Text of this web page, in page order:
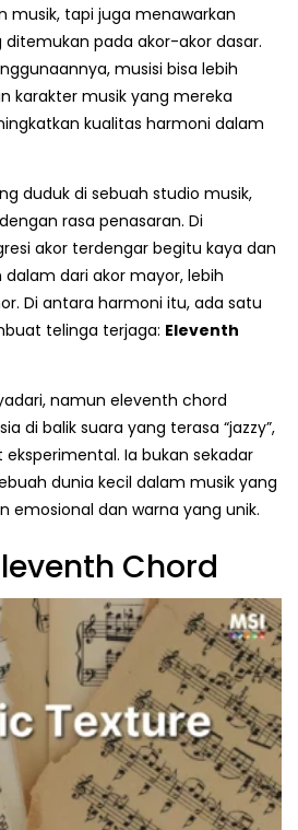
musik, tapi juga menawarkan
ditemukan pada akor-akor dasar.
musisi bisa lebih
karakter musik yang mereka
kualitas harmoni dalam
duduk di sebuah studio musik,
rasa penasaran. Di
akor terdengar begitu kaya dan
dari akor mayor, lebih
Di antara harmoni itu, ada satu
telinga terjaga: Eleventh
namun eleventh chord
di balik suara yang terasa “jazzy”,
Ia bukan sekadar
dunia kecil dalam musik yang
emosional dan warna yang unik.
Chord